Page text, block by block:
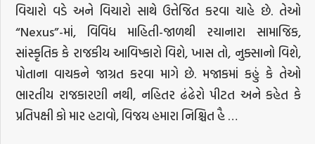
વિચારો વડે અને વિચારો સાથે ઉત્તેજિત કરવા ચાહે છે. તેઓ
“Nexus”-માં, વિવિધ માહિતી-જાળથી રચાનારા સામાજિક,
સાંસ્કૃતિક કે રાજકીય આવિષ્કારો વિશે, ખાસ તો, નુક્સાનો વિશે,
પોતાના વાચકને જાગ્રત કરવા માગે છે. મજાકમાં કહું કે તેઓ
ભારતીય રાજકારણી નથી, નહિતર ઢંઢેરો પીટત અને કહેત કે
પ્રતિપક્ષી કો માર હટાવો, વિજય હમારા નિશ્ચિત હૈ …